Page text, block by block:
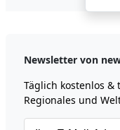
Newsletter von
Täglich kostenlos
Regionales und